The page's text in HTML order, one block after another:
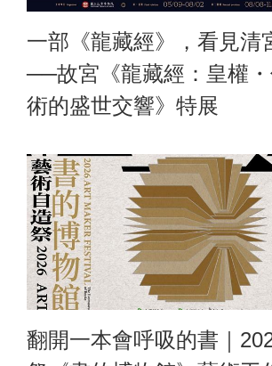
一部《龍藏經》，看見清
──故宮《龍藏經：皇權
術的盛世交響》特展
翻開一本會呼吸的書｜